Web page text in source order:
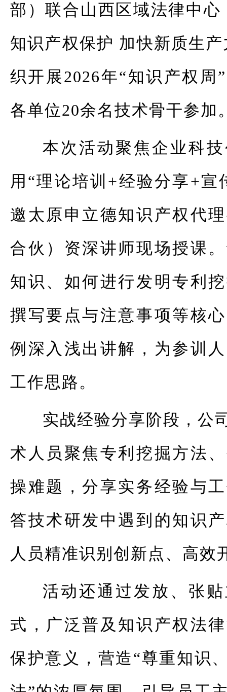
部）联合山西区域法律中心
知识产权保护 加快新质生
织开展2026年“知识产权周
各单位20余名技术骨干参加
本次活动聚焦企业科
用“理论培训+经验分享+宣
邀太原申立德知识产权代
合伙）资深讲师现场授课
知识、如何进行发明专利
撰写要点与注意事项等核
例深入浅出讲解，为参训
工作思路。
实战经验分享阶段，公
术人员聚焦专利挖掘方法
操难题，分享实务经验与
答技术研发中遇到的知识
人员精准识别创新点、高效
活动还通过发放、张
式，广泛普及知识产权法
保护意义，营造“尊重知识